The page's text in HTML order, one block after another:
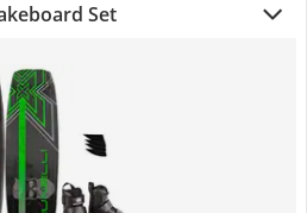
Set